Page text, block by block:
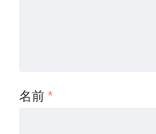
名前 *